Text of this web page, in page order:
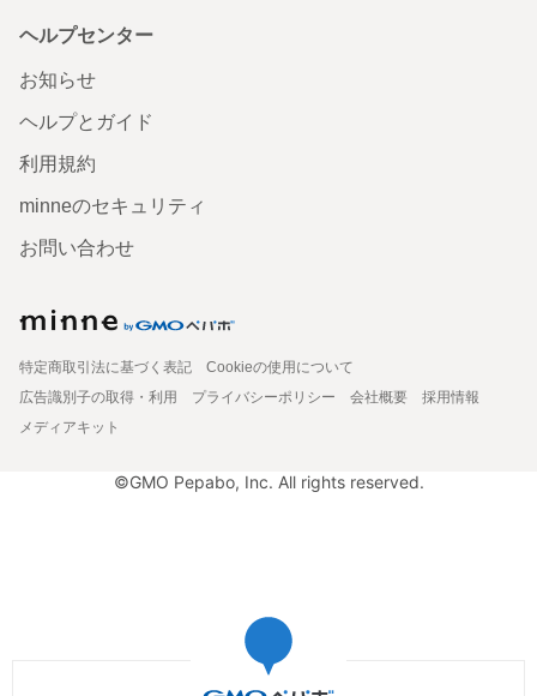
ヘルプセンター
お知らせ
ヘルプとガイド
利用規約
minneのセキュリティ
お問い合わせ
特定商取引法に基づく表記
Cookieの使用について
広告識別子の取得・利用
プライバシーポリシー 会社概要
採用情報
メディアキット
©GMO Pepabo, Inc. All rights reserved.